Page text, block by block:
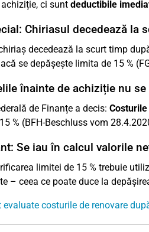
ci sunt deductibile
Chiriasul decedează la
decedează la scurt timp
se depășește limita de 15 %
înainte de achiziție nu
de Finanțe a decis:
% (BFH-Beschluss vom
Se iau în calcul valorile
limitei de 15 % trebuie
– ceea ce poate duce la
evaluate costurile de renovare